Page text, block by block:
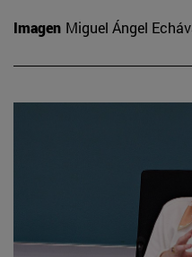
Imagen Miguel Ángel